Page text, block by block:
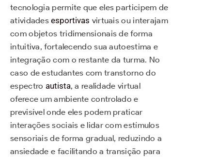
tecnologia permite que eles participem de
atividadesesportivas virtuais ou interajam
com objetos tridimensionais de forma
intuitiva, fortalecendo sua autoestima e
integração com o restante da turma. No
caso de estudantes com transtorno do
espectro autista, a realidade virtual
oferece um ambiente controlado e
previsível onde eles podem praticar
interações sociais e lidar com estímulos
sensoriais de forma gradual, reduzindo a
ansiedade e facilitando a transição para